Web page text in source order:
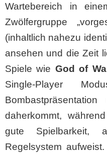
Wartebereich in
Zwölfergruppe
(inhaltlich nahezu
ansehen und die Zeit
Spiele wie God of
Single-Player
daherkommt,
gute Spielbarkeit,
Regelsystem